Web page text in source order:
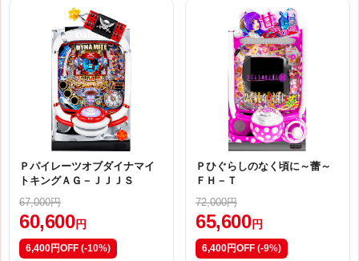
Ｐパイレーツオブダイナマイ
トキングＡＧ－ＪＪＪＳ
67,000円
60,600 円
6,400円OFF (-10%)
Ｐひぐらしのなく頃に～蕾～
ＦＨ－Ｔ
72,000円
65,600 円
6,400円OFF (-9%)